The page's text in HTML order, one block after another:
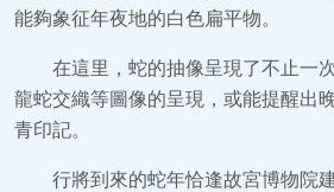
能夠象征年夜地的白色扁平物。
在這里，蛇的抽像呈現了不止一
龍蛇交織等圖像的呈現，或能提醒出
青印記。
行將到來的蛇年恰逢故宮博物院